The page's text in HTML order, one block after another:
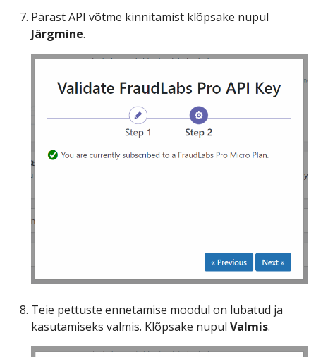
Pärast API võtme kinnitamist klõpsake nupul
Järgmine.
Teie pettuste ennetamise moodul on lubatud ja
kasutamiseks valmis. Klõpsake nupul Valmis.